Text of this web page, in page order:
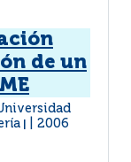
de un
2006